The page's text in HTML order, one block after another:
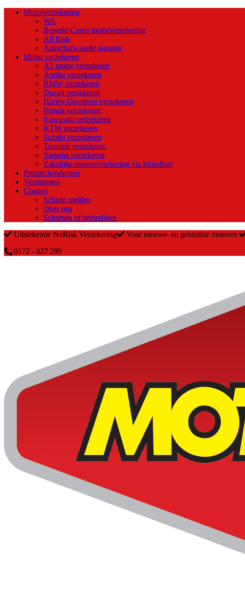
Motorverzekering
WA
Beperkt Casco motorverzekering
All Risk
Aanschafwaarde garantie
Motor verzekeren
A2 motor verzekeren
Aprilia verzekeren
BMW verzekeren
Ducati verzekeren
Harley-Davidson verzekeren
Honda verzekeren
Kawasaki verzekeren
KTM verzekeren
Suzuki verzekeren
Triumph verzekeren
Yamaha verzekeren
Zakelijke motorverzekering via MotoPort
Premie berekenen
Vestigingen
Contact
Schade melden
Over ons
Schorsen of beëindigen
Uitstekende NoRisk Verzekering
Voor nieuwe- en gebruikte motoren
0172 - 427 299